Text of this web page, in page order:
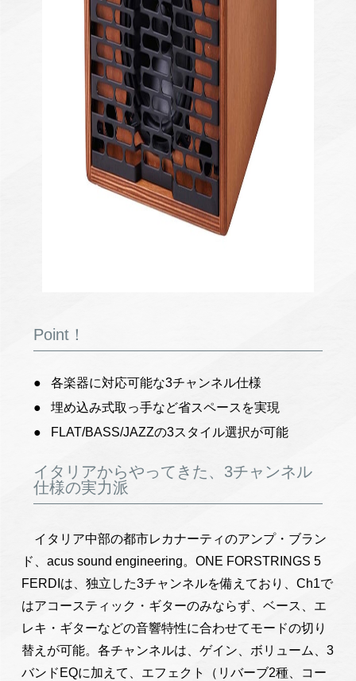
Point！
各楽器に対応可能な3チャンネル仕様
埋め込み式取っ手など省スペースを実現
FLAT/BASS/JAZZの3スタイル選択が可能
イタリアからやってきた、3チャンネル
仕様の実力派
イタリア中部の都市レカナーティのアンプ・ブラン
ド、acus sound engineering。ONE FORSTRINGS 5
FERDIは、独立した3チャンネルを備えており、Ch1で
はアコースティック・ギターのみならず、ベース、エ
レキ・ギターなどの音響特性に合わせてモードの切り
替えが可能。各チャンネルは、ゲイン、ボリューム、3
バンドEQに加えて、エフェクト（リバーブ2種、コー